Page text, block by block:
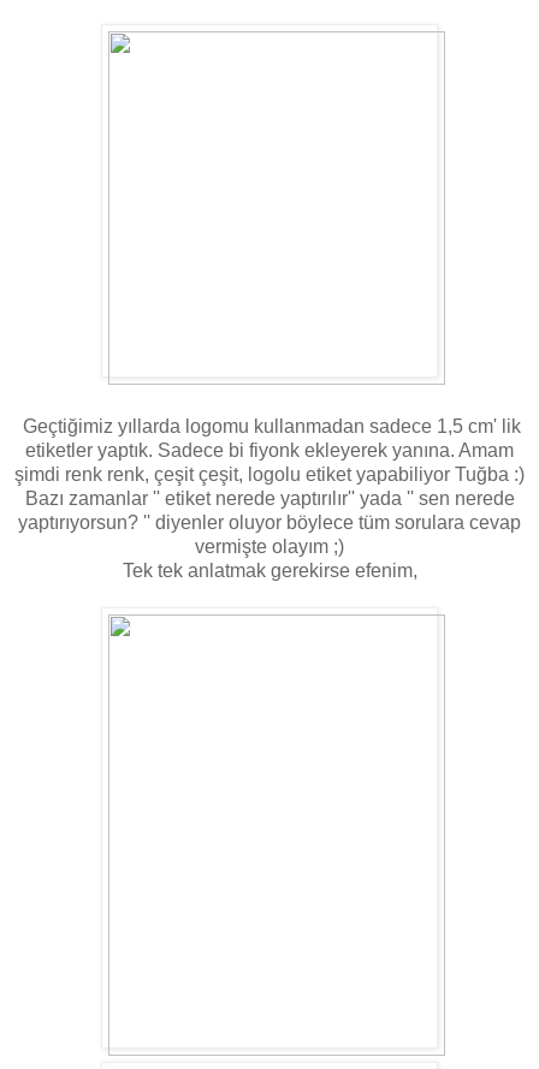
Geçtiğimiz yıllarda logomu kullanmadan sadece 1,5 cm' lik
etiketler yaptık. Sadece bi fiyonk ekleyerek yanına. Amam
şimdi renk renk, çeşit çeşit, logolu etiket yapabiliyor Tuğba :)
Bazı zamanlar '' etiket nerede yaptırılır'' yada '' sen nerede
yaptırıyorsun? '' diyenler oluyor böylece tüm sorulara cevap
vermişte olayım ;)
Tek tek anlatmak gerekirse efenim,